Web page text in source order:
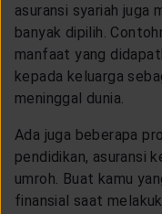
asuransi syariah juga
banyak dipilih.
manfaat yang
kepada keluarga
meninggal dunia.
Ada juga beberapa
pendidikan, asuransi
umroh. Buat kamu
finansial saat